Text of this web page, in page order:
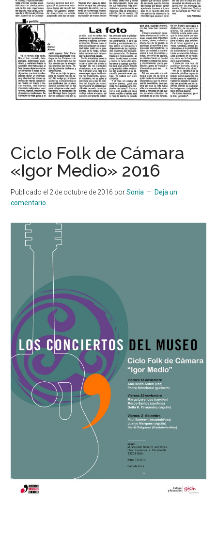
Ciclo Folk de Cámara
«Igor Medio» 2016
Publicado el 2 de octubre de 2016 porSonia
Deja un
comentario